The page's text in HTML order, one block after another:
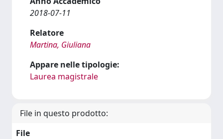
2018-07-11
Relatore
Martina, Giuliana
Appare nelle tipologie:
Laurea magistrale
File in questo prodotto:
File